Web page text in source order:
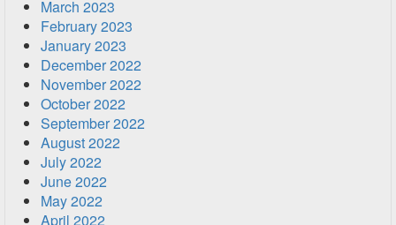
March 2023
February 2023
January 2023
December 2022
November 2022
October 2022
September 2022
August 2022
July 2022
June 2022
May 2022
April 2022